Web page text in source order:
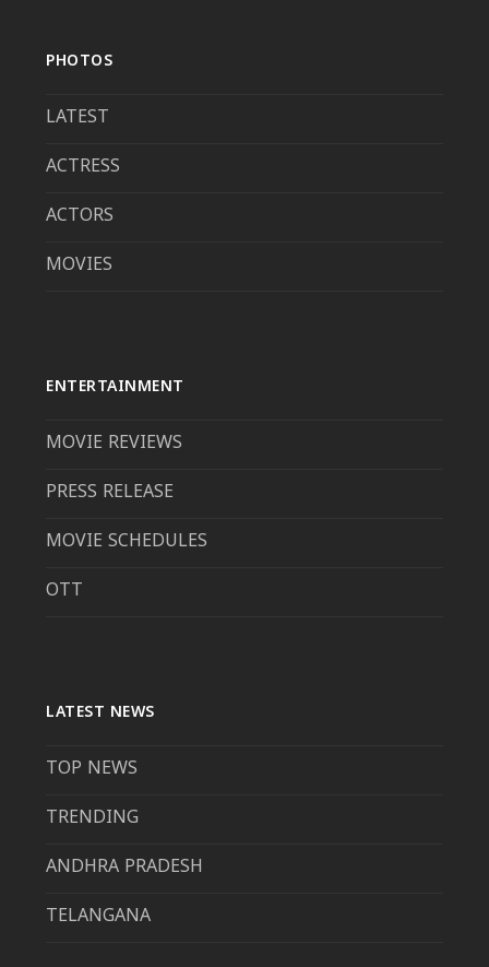
PHOTOS
LATEST
ACTRESS
ACTORS
MOVIES
ENTERTAINMENT
MOVIE REVIEWS
PRESS RELEASE
MOVIE SCHEDULES
OTT
LATEST NEWS
TOP NEWS
TRENDING
ANDHRA PRADESH
TELANGANA